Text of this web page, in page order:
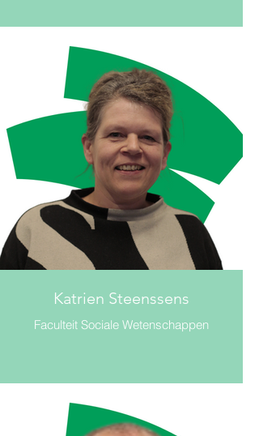
Katrien Steenssens
Faculteit Sociale Wetenschappen